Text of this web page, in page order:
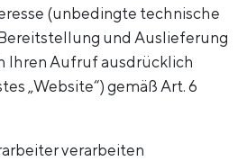
(unbedingte technische
und Auslieferung
Ihren Aufruf ausdrücklich
„Website“) gemäß Art. 6
verarbeiten